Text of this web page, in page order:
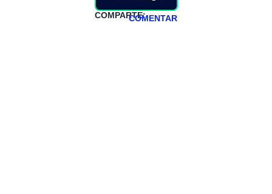
COMPARTE:COMENTAR